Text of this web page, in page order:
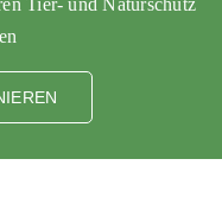
Tier- und Naturschutz